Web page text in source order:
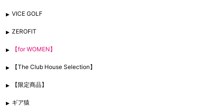
VICE GOLF
ZEROFIT
【for WOMEN】
【The Club House Selection】
【限定商品】
ギア猿